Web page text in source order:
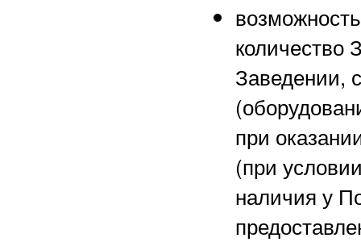
количество
Заведении,
при
(при
наличия у